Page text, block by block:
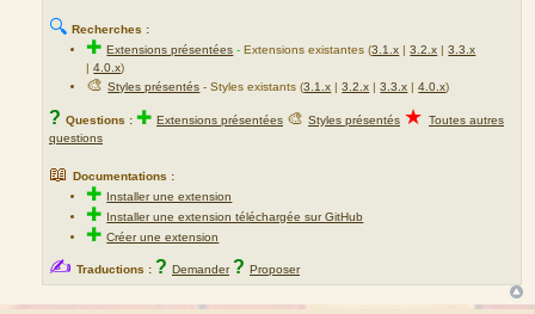
🔍 Recherches :
✚Extensions présentées -Extensions existantes (3.1.x |3.2.x |3.3.x
|4.0.x)
🎨Styles présentés - Styles existants (3.1.x |3.2.x |3.3.x |4.0.x)
? Questions : ✚ Extensions présentées 🎨 Styles présentés ★ Toutes autres
questions
📖 Documentations :
✚ Installer une extension
✚ Installer une extension téléchargée sur GitHub
✚Créer une extension
✍ Traductions : ? Demander ? Proposer